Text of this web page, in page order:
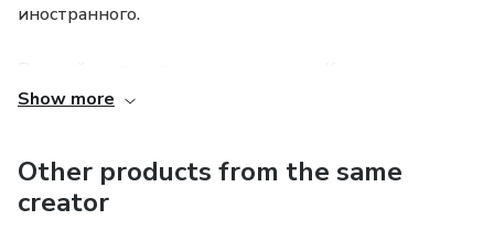
Познакомитесь с особенностями произношения
Пройдя обучение на курсе, Вы научитесь:
1. Приветствовать, здороваться, прощаться с
египтянами.
иностранного.
переводчиком, корректором переводов с русского на
арабский языки.
Show more
Other products from the same
creator